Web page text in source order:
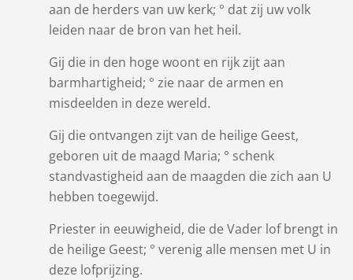
aan de herders van uw kerk; ° dat zij uw volk
leiden naar de bron van het heil.
Gij die in den hoge woont en rijk zijt aan
barmhartigheid; ° zie naar de armen en
misdeelden in deze wereld.
Gij die ontvangen zijt van de heilige Geest,
geboren uit de maagd Maria; ° schenk
standvastigheid aan de maagden die zich aan U
hebben toegewijd.
Priester in eeuwigheid, die de Vader lof brengt in
de heilige Geest; ° verenig alle mensen met U in
deze lofprijzing.